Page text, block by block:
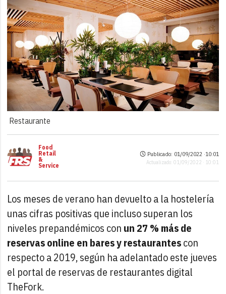
Restaurante
Food
Retail
&
Service
Publicado: 01/09/2022 ·10:01
Actualizado: 01/09/2022 · 10:01
Los meses de verano han devuelto a la hostelería
unas cifras positivas que incluso superan los
niveles prepandémicos con un 27 % más de
reservas online en bares y restaurantescon
respecto a 2019, según ha adelantado este jueves
el portal de reservas de restaurantes digital
TheFork.